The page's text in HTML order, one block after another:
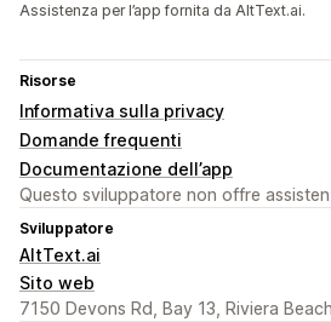
Assistenza per l’app fornita da AltText.ai.
Risorse
Informativa sulla privacy
Domande frequenti
Documentazione dell’app
Questo sviluppatore non offre
Sviluppatore
AltText.ai
Sito web
7150 Devons Rd, Bay 13, Riviera